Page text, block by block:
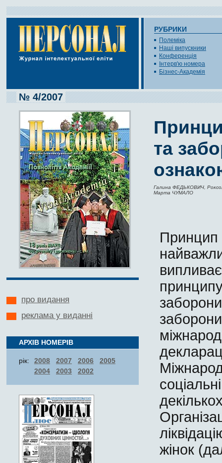
РУБРИКИ
Полеміка
Наші випускники
Конференція
Інтерв'ю номера
Бізнес-Академія
№ 4/2007
про видання
реклама у виданні
АРХІВ НОМЕРІВ
рік: 2008 2007 2006
2005
2004
2003 2002
та
Галина ФЕДЬКОВИЧ,
Марта ЧУМАЛО
Принцип
жінок